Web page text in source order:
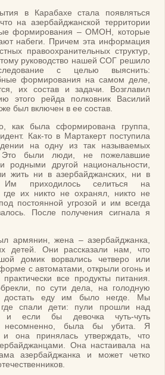
в Карабахе стала появляться
на азербайджанской территории
формирования – ОМОН, которые
набеги. Причем эта информация
правоохранительных структур,
руководство нашей СОГ решило
с целью выяснить:
формирования на самом деле,
их состав и задачи. Возглавил
этого рейда полковник Василий
был включен в ее состав.
как была сформирована группа,
Как-то в Мартакерт поступила
на одну из так называемых
были люди, не пожелавшие
родными другой национальности,
жить ни в азербайджанских, ни в
Им приходилось селиться на
где их никто не охранял, никто не
постоянной угрозой и им всегда
После получения сигнала я
армянин, жена – азербайджанка,
детей. Они рассказали нам, что
домик ворвались четверо или
с автоматами, открыли огонь и
все продукты питания.
по сути дела, на голодную
достать еду им было негде. Мы
где спали дети: пули прошли над
и если бы девочка чуть-чуть
несомненно, была бы убита. Я
и она принялась утверждать, что
Она настаивала на
азербайджанка и может четко